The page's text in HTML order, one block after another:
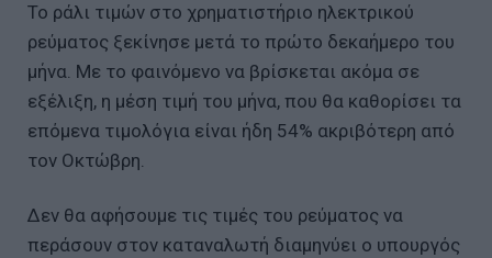
Το ράλι τιμών στο χρηματιστήριο ηλεκτρικού
ρεύματος ξεκίνησε μετά το πρώτο δεκαήμερο του
μήνα. Με το φαινόμενο να βρίσκεται ακόμα σε
εξέλιξη, η μέση τιμή του μήνα, που θα καθορίσει τα
επόμενα τιμολόγια είναι ήδη 54% ακριβότερη από
τον Οκτώβρη.
Δεν θα αφήσουμε τις τιμές του ρεύματος να
περάσουν στον καταναλωτή διαμηνύει ο υπουργός